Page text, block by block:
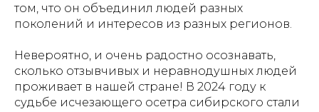
том, что он объединил людей разных
поколений и интересов из разных регионов.
Невероятно, и очень радостно осознавать,
сколько отзывчивых и неравнодушных людей
проживает в нашей стране! В 2024 году к
судьбе исчезающего осетра сибирского стали